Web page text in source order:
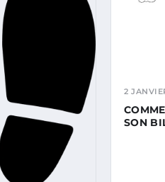
2
SON